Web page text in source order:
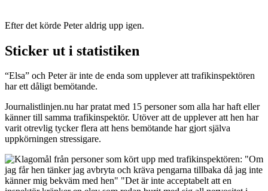
Efter det körde Peter aldrig upp igen.
Sticker ut i statistiken
“Elsa” och Peter är inte de enda som upplever att trafikinspektören
har ett dåligt bemötande.
Journalistlinjen.nu har pratat med 15 personer som alla har haft eller
känner till samma trafikinspektör. Utöver att de upplever att hen har
varit otrevlig tycker flera att hens bemötande har gjort själva
uppkörningen stressigare.